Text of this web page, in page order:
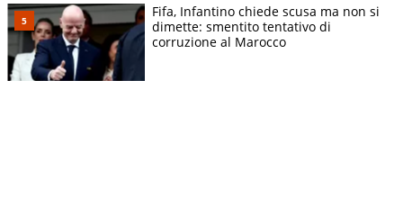
Fifa, Infantino chiede scusa ma non si
dimette: smentito tentativo di
corruzione al Marocco